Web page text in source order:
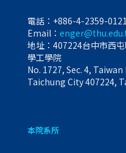
電話： +886-4-2359-
Email：
地址：407224台中市西
學工學院
No. 1727, Sec. 4,
Taichung City 407224,
本院系所